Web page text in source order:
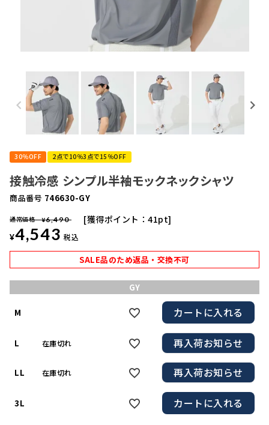
30％OFF 2点で10％3点で15％OFF
接触冷感 シンプル半袖モックネックシャツ
商品番号 746630-GY
通常価格 ¥6,490
¥4,543 税込
獲得ポイント：41pt
SALE品のため返品・交換不可
GY
M カートに入れる
L 在庫切れ 再入荷お知らせ
LL 在庫切れ 再入荷お知らせ
3L カートに入れる